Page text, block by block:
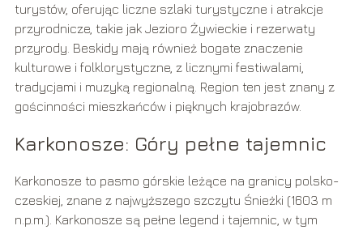
turystów, oferując liczne szlaki turystyczne i atrakcje
przyrodnicze, takie jak Jezioro Żywieckie i rezerwaty
przyrody. Beskidy mają również bogate znaczenie
kulturowe i folklorystyczne, z licznymi festiwalami,
tradycjami i muzyką regionalną. Region ten jest znany z
gościnności mieszkańców i pięknych krajobrazów.
Karkonosze: Góry pełne tajemnic
Karkonosze to pasmo górskie leżące na granicy polsko-
czeskiej, znane z najwyższego szczytu Śnieżki (1603 m
n.p.m.). Karkonosze są pełne legend i tajemnic, w tym